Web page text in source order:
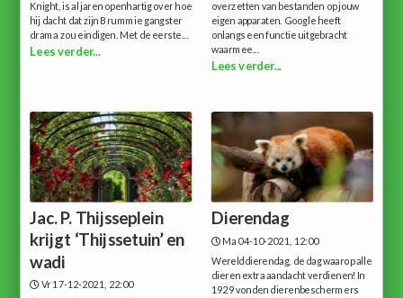
Knight, is al jaren openhartig over hoe
hij dacht dat zijn Brummie gangster
drama zou eindigen. Met de eerste...
Lees verder...
overzetten van bestanden op jouw
eigen apparaten. Google heeft
onlangs een functie uitgebracht
waarmee...
Lees verder...
Jac. P. Thijsseplein
krijgt ‘Thijssetuin’ en
wadi
Vr 17-12-2021, 22:00
Dierendag
Ma 04-10-2021, 12:00
Werelddierendag, de dag waarop alle
dieren extra aandacht verdienen!In
1929 vonden dierenbeschermers